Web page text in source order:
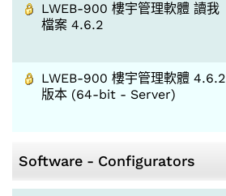
LWEB-900 樓宇管理軟體 讀我
檔案 4.6.2
LWEB-900 樓宇管理軟體 4.6.2
版本 (64-bit - Server)
Software - Configurators